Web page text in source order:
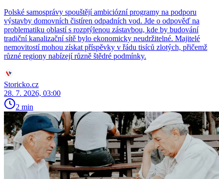
Polské samosprávy spouštějí ambiciózní programy na podporu
výstavby domovních čistíren odpadních vod. Jde o odpověď na
problematiku oblastí s rozptýlenou zástavbou, kde by budování
tradiční kanalizační sítě bylo ekonomicky neudržitelné. Majitelé
nemovitostí mohou získat příspěvky v řádu tisíců zlotých, přičemž
různé regiony nabízejí různě štědré podmínky.
Storicko.cz
28. 7. 2026, 03:00
2 min